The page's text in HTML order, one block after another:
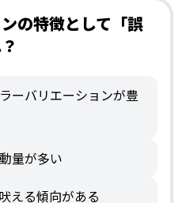
の特徴として「誤
ーバリエーションが豊
量が多い
える傾向がある